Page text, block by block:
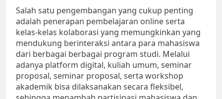
Salah satu pengembangan yang cukup penting
adalah penerapan pembelajaran online serta
kelas-kelas kolaborasi yang memungkinkan yang
mendukung berinteraksi antara para mahasiswa
dari berbagai berbagai program studi. Melalui
adanya platform digital, kuliah umum, seminar
proposal, seminar proposal, serta workshop
akademik bisa dilaksanakan secara fleksibel,